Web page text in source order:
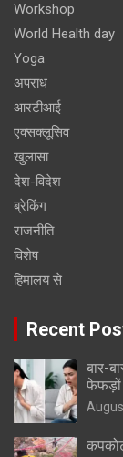
Workshop
World Health day
Yoga
अपराध
आरटीआई
एक्सक्लूसिव
खुलासा
देश-विदेश
ब्रेकिंग
राजनीति
विशेष
हिमालय से
Recent
बार-
फेफड़ों